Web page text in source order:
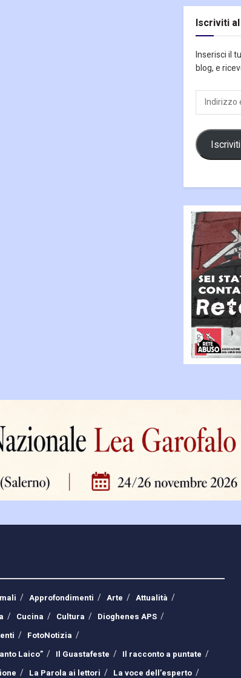
Iscriviti
Inserisci il
blog, e
Indirizzo
Iscriviti
Approfondimenti Arte
Attualità
Cucina Cultura
Dioghenes APS
FotoNotizia
Laico” Il Guastafeste
Il racconto a puntate
La Parola ai lettori La voce dell’esperto